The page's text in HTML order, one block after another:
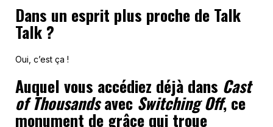
Dans un esprit plus proche de Talk
Talk ?
Oui, c’est ça !
Auquel vous accédiez déjà dans Cast
of Thousandsavec Switching Off, ce
monument de grâce qui troue